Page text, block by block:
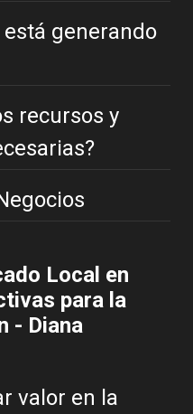
generando
recursos y
Local en
para la
- Diana
valor en la